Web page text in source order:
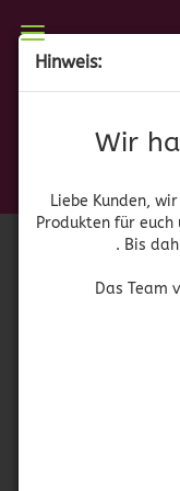
Hinweis:
Wir
Liebe Kunden,
Produkten für
. Bis
Das Team
Wir
zurück. Bis
Das Team von
42129)